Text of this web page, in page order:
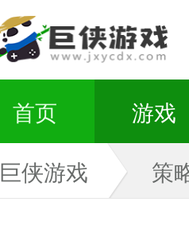
首页 游戏
巨侠游戏
策